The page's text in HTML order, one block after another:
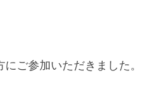
ご参加いただきました。